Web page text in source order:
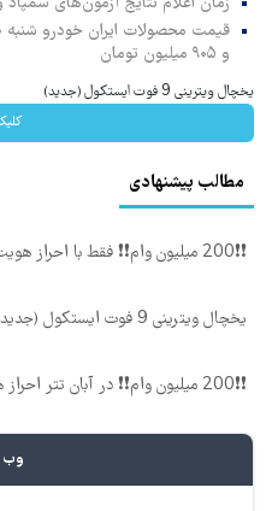
و ۹۰۵ میلیون تومان
یخچال ویترینی 9 فوت ایستکول (جدید)
مطالب پیشنهادی
❗❗200 میلیون وام❗❗ فقط با احراز هویت در آبان تتر
یخچال ویترینی 9 فوت ایستکول (جدید)
❗❗200 میلیون وام❗❗ در آبان تتر احراز هویت کن
وب